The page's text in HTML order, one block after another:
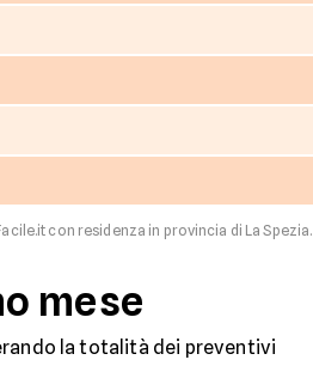
con residenza in provincia di La Spezia.
mese
la totalità dei preventivi